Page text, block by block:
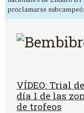
proclamarse
VÍDEO: Trial
día 1 de las
de trofeos